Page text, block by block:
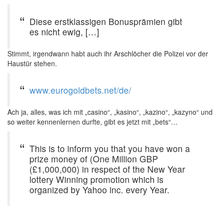
Diese erstklassigen Bonusprämien gibt
es nicht ewig, […]
Stimmt, irgendwann habt auch ihr Arschlöcher die Polizei vor der
Haustür stehen.
www.eurogoldbets.net/de/
Ach ja, alles, was ich mit „casino“, „kasino“, „kazino“, „kazyno“ und
so weiter kennenlernen durfte, gibt es jetzt mit „bets“…
This is to inform you that you have won a
prize money of (One Million GBP
(£1,000,000) in respect of the New Year
lottery Winning promotion which is
organized by Yahoo inc. every Year.